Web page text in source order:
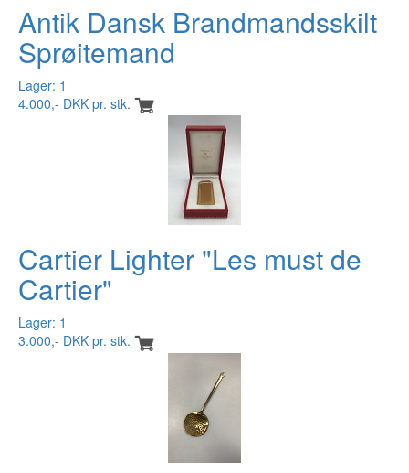
Antik Dansk Brandmandsskilt
Sprøitemand
Lager: 1
4.000,- DKK pr. stk.
Cartier Lighter "Les must de
Cartier"
Lager: 1
3.000,- DKK pr. stk.